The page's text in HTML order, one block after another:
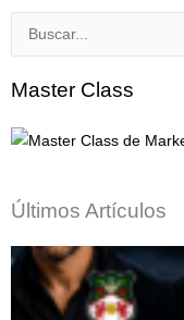
Buscar
Master Class
Últimos Artículos